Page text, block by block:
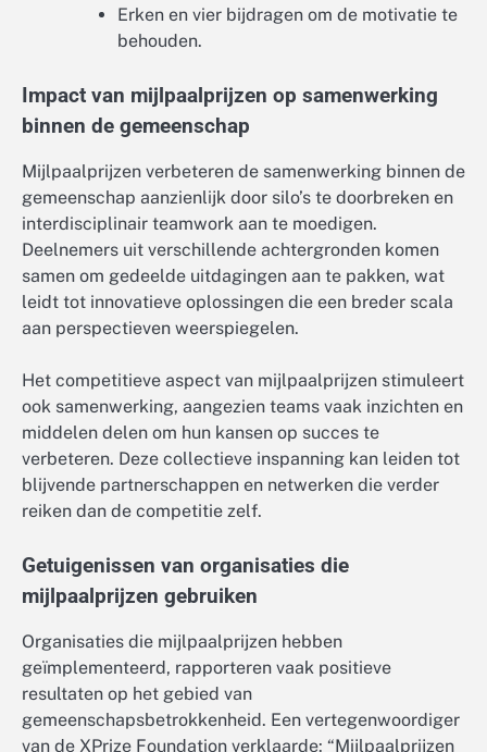
Erken en vier bijdragen om de motivatie te
behouden.
Impact van mijlpaalprijzen op samenwerking
binnen de gemeenschap
Mijlpaalprijzen verbeteren de samenwerking binnen de
gemeenschap aanzienlijk door silo’s te doorbreken en
interdisciplinair teamwork aan te moedigen.
Deelnemers uit verschillende achtergronden komen
samen om gedeelde uitdagingen aan te pakken, wat
leidt tot innovatieve oplossingen die een breder scala
aan perspectieven weerspiegelen.
Het competitieve aspect van mijlpaalprijzen stimuleert
ook samenwerking, aangezien teams vaak inzichten en
middelen delen om hun kansen op succes te
verbeteren. Deze collectieve inspanning kan leiden tot
blijvende partnerschappen en netwerken die verder
reiken dan de competitie zelf.
Getuigenissen van organisaties die
mijlpaalprijzen gebruiken
Organisaties die mijlpaalprijzen hebben
geïmplementeerd, rapporteren vaak positieve
resultaten op het gebied van
gemeenschapsbetrokkenheid. Een vertegenwoordiger
van de XPrize Foundation verklaarde: “Mijlpaalprijzen